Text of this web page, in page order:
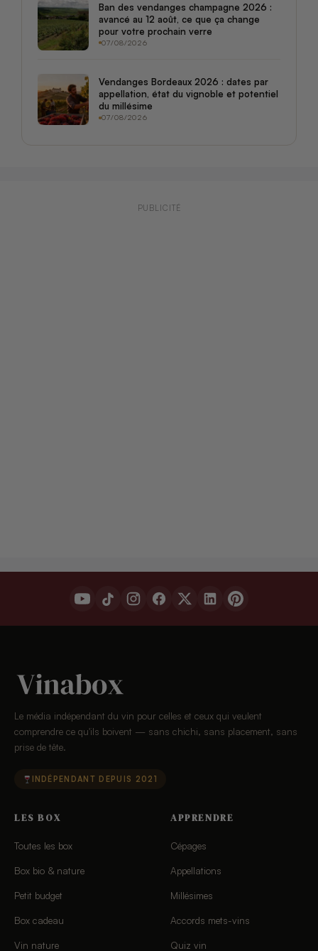
Ban des vendanges champagne 2026 :
avancé au 12 août, ce que ça change
pour votre prochain verre
07/08/2026
Vendanges Bordeaux 2026 : dates par
appellation, état du vignoble et potentiel
du millésime
07/08/2026
PUBLICITÉ
Le média indépendant du vin pour celles et ceux qui veulent
comprendre ce qu'ils boivent — sans chichi, sans placement, sans
prise de tête.
INDÉPENDANT DEPUIS 2021
LES BOX
Toutes les box
Box bio & nature
Petit budget
Box cadeau
Vin nature
APPRENDRE
Cépages
Appellations
Millésimes
Accords mets-vins
Quiz vin